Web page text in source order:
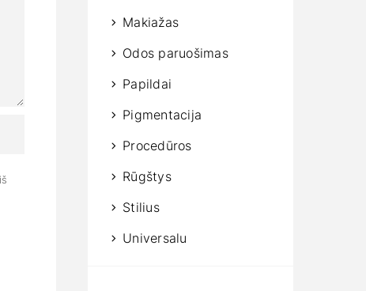
Makiažas
Odos paruošimas
Papildai
Pigmentacija
Procedūros
Rūgštys
Stilius
Universalu